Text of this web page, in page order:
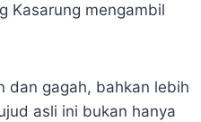
Kasarung mengambil
dan gagah, bahkan lebih
asli ini bukan hanya